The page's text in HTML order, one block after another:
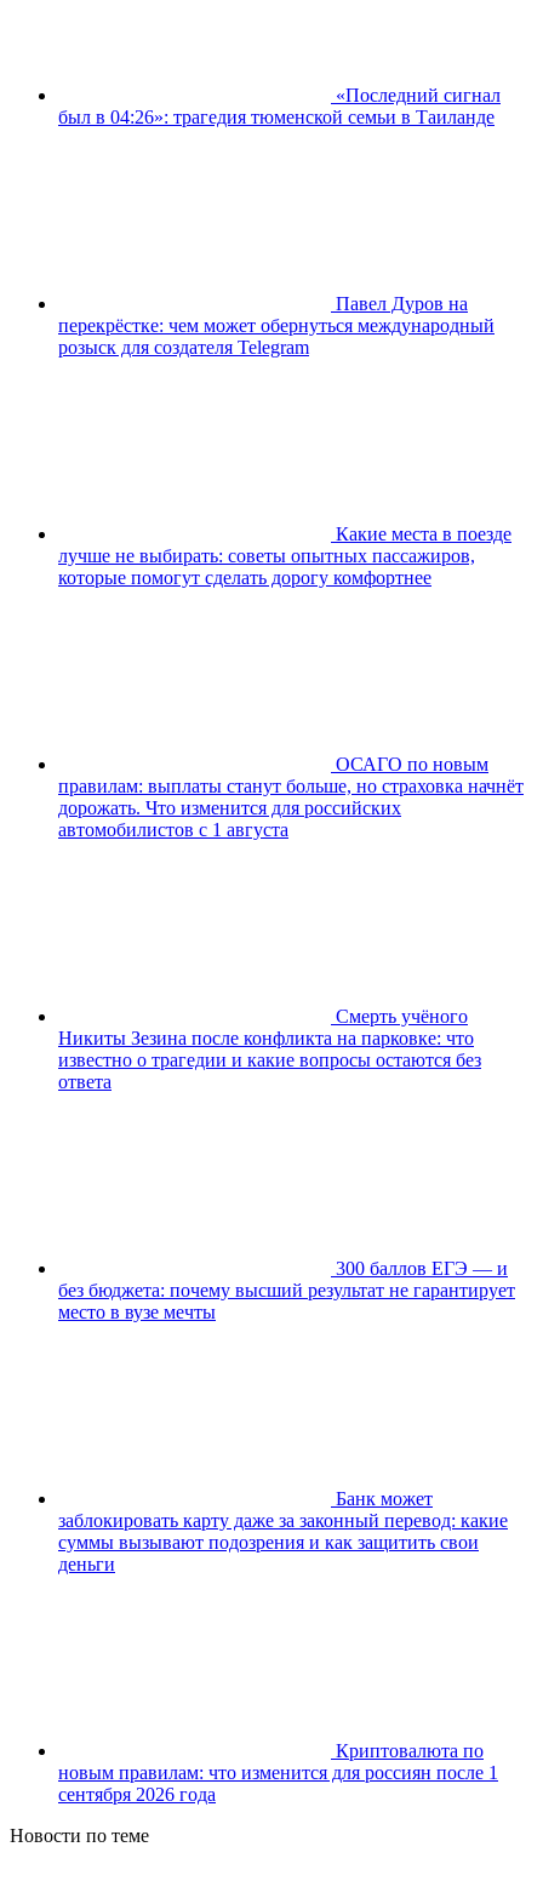
«Последний сигнал
был в 04:26»: трагедия тюменской семьи в Таиланде
Павел Дуров на
перекрёстке: чем может обернуться международный
розыск для создателя Telegram
Какие места в поезде
лучше не выбирать: советы опытных пассажиров,
которые помогут сделать дорогу комфортнее
ОСАГО по новым
правилам: выплаты станут больше, но страховка начнёт
дорожать. Что изменится для российских
автомобилистов с 1 августа
Смерть учёного
Никиты Зезина после конфликта на парковке: что
известно о трагедии и какие вопросы остаются без
ответа
300 баллов ЕГЭ — и
без бюджета: почему высший результат не гарантирует
место в вузе мечты
Банк может
заблокировать карту даже за законный перевод: какие
суммы вызывают подозрения и как защитить свои
деньги
Криптовалюта по
новым правилам: что изменится для россиян после 1
сентября 2026 года
Новости по теме